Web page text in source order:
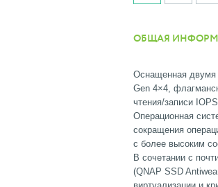
ОБЩАЯ
Оснащенная двумя
Gen 4×4,
чтения/записи
Операционная
сокращения
с более высоким
В сочетании с
(QNAP SSD